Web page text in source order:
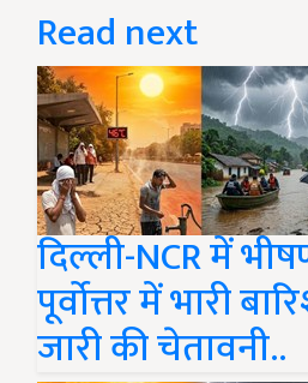
Read next
दिल्ली-NCR में
पूर्वोत्तर में भारी
जारी की चेतावनी..